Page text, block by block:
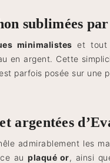
sublimées
minimalistes et tout
en argent. Cette
parfois posée sur une
argentées
admirablement les
au plaqué or, ainsi